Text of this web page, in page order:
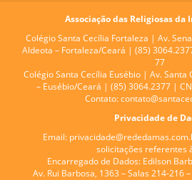
Associação das Religiosas da
Colégio Santa Cecília Fortaleza | Av.
Aldeota – Fortaleza/Ceará | (85)
77
Colégio Santa Cecília Eusébio | Av. Santa
– Eusébio/Ceará | (85) 3064.2377 |
Contato:
Privacidade de
Email:
solicitações referentes
Encarregado de Dados: Edilson
Av. Rui Barbosa, 1363 – Salas 214-216